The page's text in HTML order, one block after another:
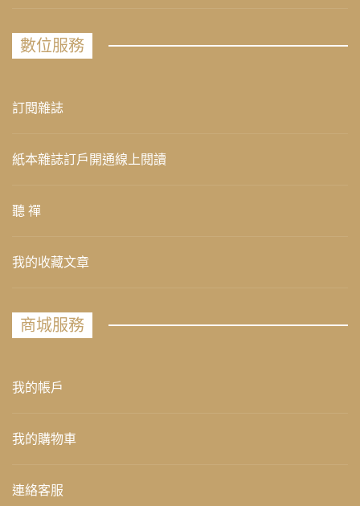
數位服務
訂閱雜誌
紙本雜誌訂戶開通線上閱讀
聽 禪
我的收藏文章
商城服務
我的帳戶
我的購物車
連絡客服